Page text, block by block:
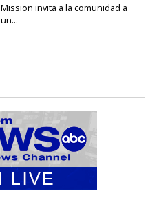
Mission invita a la comunidad a
un...